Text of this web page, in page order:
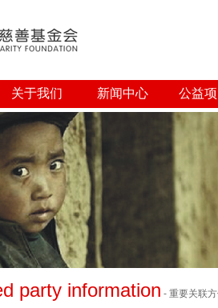
关于我们 新闻中心 公益
party information - 重要关联